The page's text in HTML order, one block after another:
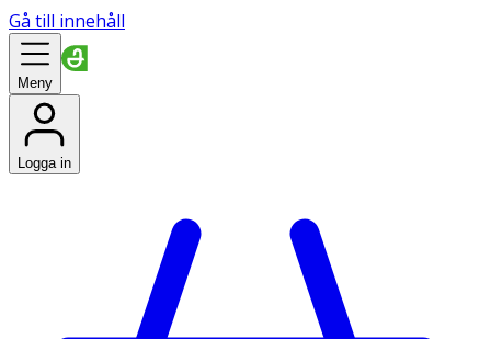
Gå till innehåll
Meny
Logga in